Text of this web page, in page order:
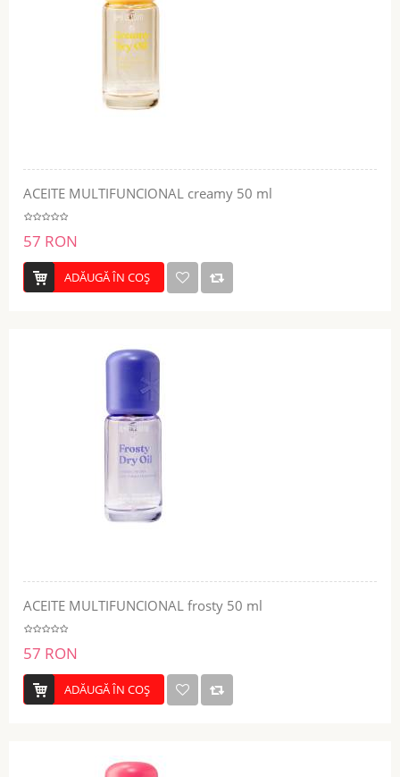
ACEITE MULTIFUNCIONAL creamy 50 ml
57 RON
ADĂUGĂ ÎN COŞ
ACEITE MULTIFUNCIONAL frosty 50 ml
57 RON
ADĂUGĂ ÎN COŞ